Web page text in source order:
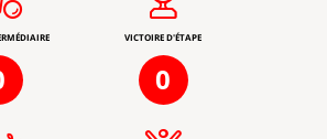
VICTOIRE D'ÉTAPE
0